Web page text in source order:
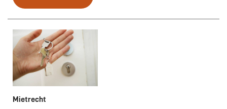
Mietrecht